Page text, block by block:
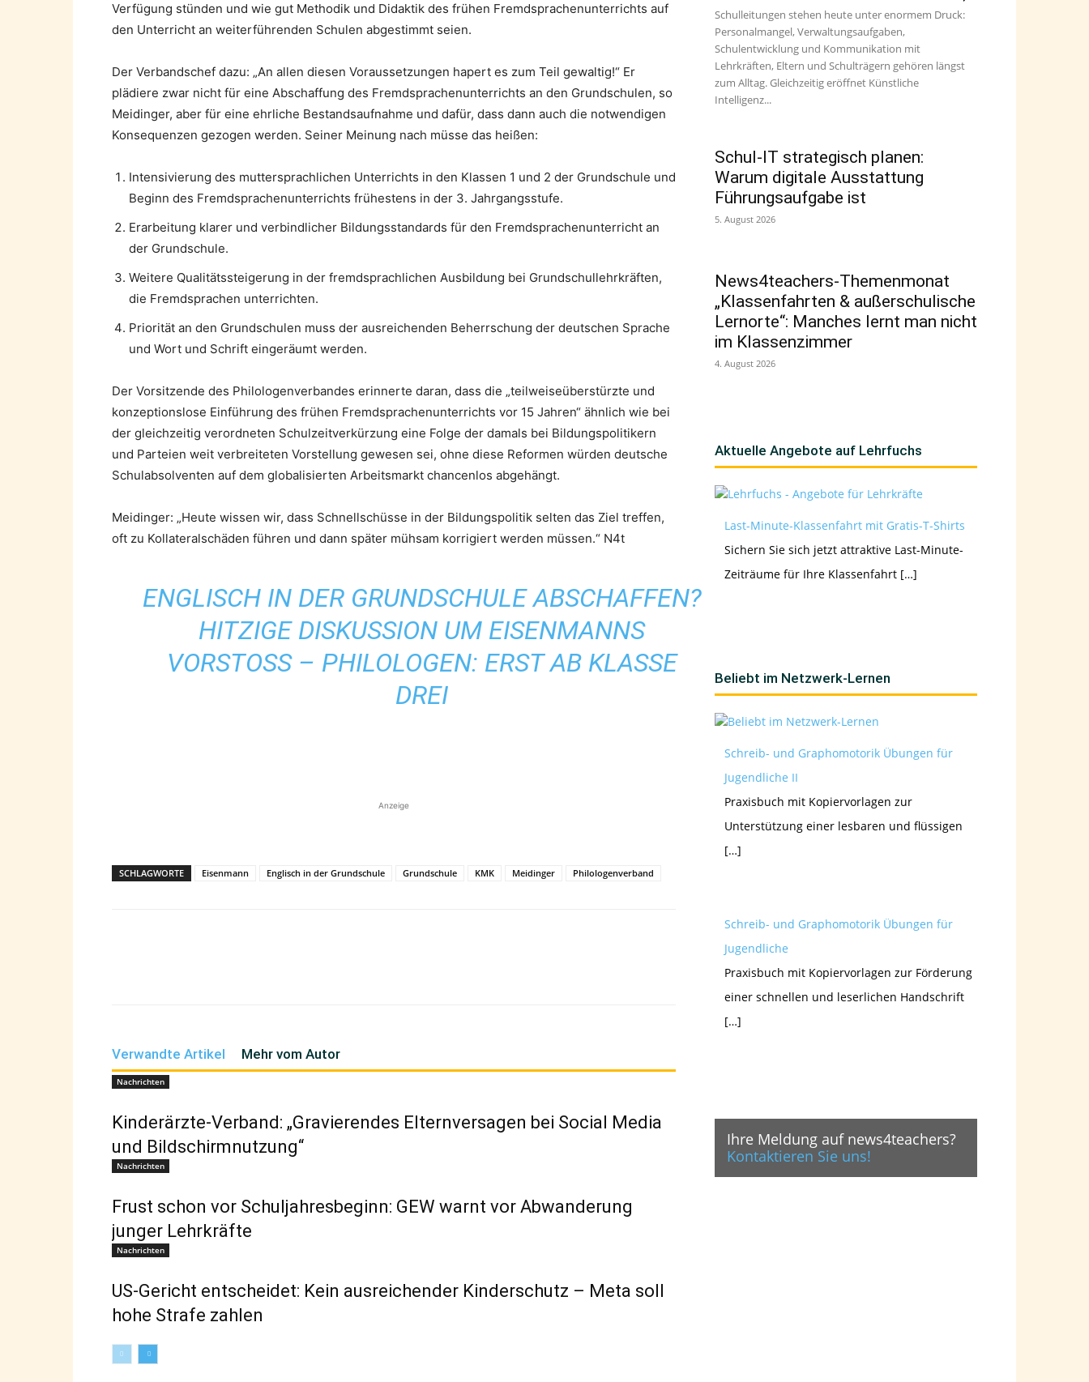
Verfügung stünden und wie gut Methodik und Didaktik des frühen Fremdsprachenunterrichts auf
den Unterricht an weiterführenden Schulen abgestimmt seien.
Der Verbandschef dazu: „An allen diesen Voraussetzungen hapert es zum Teil gewaltig!“ Er
plädiere zwar nicht für eine Abschaffung des Fremdsprachenunterrichts an den Grundschulen, so
Meidinger, aber für eine ehrliche Bestandsaufnahme und dafür, dass dann auch die notwendigen
Konsequenzen gezogen werden. Seiner Meinung nach müsse das heißen:
Intensivierung des muttersprachlichen Unterrichts in den Klassen 1 und 2 der Grundschule und
Beginn des Fremdsprachenunterrichts frühestens in der 3. Jahrgangsstufe.
Erarbeitung klarer und verbindlicher Bildungsstandards für den Fremdsprachenunterricht an
der Grundschule.
Weitere Qualitätssteigerung in der fremdsprachlichen Ausbildung bei Grundschullehrkräften,
die Fremdsprachen unterrichten.
Priorität an den Grundschulen muss der ausreichenden Beherrschung der deutschen Sprache
und Wort und Schrift eingeräumt werden.
Der Vorsitzende des Philologenverbandes erinnerte daran, dass die „teilweiseüberstürzte und
konzeptionslose Einführung des frühen Fremdsprachenunterrichts vor 15 Jahren“ ähnlich wie bei
der gleichzeitig verordneten Schulzeitverkürzung eine Folge der damals bei Bildungspolitikern
und Parteien weit verbreiteten Vorstellung gewesen sei, ohne diese Reformen würden deutsche
Schulabsolventen auf dem globalisierten Arbeitsmarkt chancenlos abgehängt.
Meidinger: „Heute wissen wir, dass Schnellschüsse in der Bildungspolitik selten das Ziel treffen,
oft zu Kollateralschäden führen und dann später mühsam korrigiert werden müssen.“ N4t
ENGLISCH IN DER GRUNDSCHULE ABSCHAFFEN?
HITZIGE DISKUSSION UM EISENMANNS
VORSTOSS – PHILOLOGEN: ERST AB KLASSE D
REI
Anzeige
SCHLAGWORTE Eisenmann Englisch in der Grundschule Grundschule KMK Meidinger Philologenverband
Verwandte Artikel Mehr vom Autor
Nachrichten
Kinderärzte-Verband: „Gravierendes Elternversagen bei Social Media
und Bildschirmnutzung“
Nachrichten
Frust schon vor Schuljahresbeginn: GEW warnt vor Abwanderung
junger Lehrkräfte
Nachrichten
US-Gericht entscheidet: Kein ausreichender Kinderschutz – Meta soll
hohe Strafe zahlen
Schulleitungen stehen heute unter enormem Druck:
Personalmangel, Verwaltungsaufgaben,
Schulentwicklung und Kommunikation mit
Lehrkräften, Eltern und Schulträgern gehören längst
zum Alltag. Gleichzeitig eröffnet Künstliche
Intelligenz...
Schul-IT strategisch planen:
Warum digitale Ausstattung
Führungsaufgabe ist
5. August 2026
News4teachers-Themenmonat
„Klassenfahrten & außerschulische
Lernorte“: Manches lernt man nicht
im Klassenzimmer
4. August 2026
Aktuelle Angebote auf Lehrfuchs
Last-Minute-Klassenfahrt mit Gratis-T-Shirts
Sichern Sie sich jetzt attraktive Last-Minute-
Zeiträume für Ihre Klassenfahrt […]
Beliebt im Netzwerk-Lernen
Schreib- und Graphomotorik Übungen für
Jugendliche II
Praxisbuch mit Kopiervorlagen zur
Unterstützung einer lesbaren und flüssigen
[…]
Schreib- und Graphomotorik Übungen für
Jugendliche
Praxisbuch mit Kopiervorlagen zur Förderung
einer schnellen und leserlichen Handschrift
[…]
Ihre Meldung auf news4teachers?
Kontaktieren Sie uns!